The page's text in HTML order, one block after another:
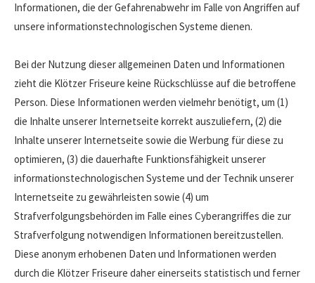
Informationen, die der Gefahrenabwehr im Falle von Angriffen auf
unsere informationstechnologischen Systeme dienen.
Bei der Nutzung dieser allgemeinen Daten und Informationen
zieht die Klötzer Friseure keine Rückschlüsse auf die betroffene
Person. Diese Informationen werden vielmehr benötigt, um (1)
die Inhalte unserer Internetseite korrekt auszuliefern, (2) die
Inhalte unserer Internetseite sowie die Werbung für diese zu
optimieren, (3) die dauerhafte Funktionsfähigkeit unserer
informationstechnologischen Systeme und der Technik unserer
Internetseite zu gewährleisten sowie (4) um
Strafverfolgungsbehörden im Falle eines Cyberangriffes die zur
Strafverfolgung notwendigen Informationen bereitzustellen.
Diese anonym erhobenen Daten und Informationen werden
durch die Klötzer Friseure daher einerseits statistisch und ferner